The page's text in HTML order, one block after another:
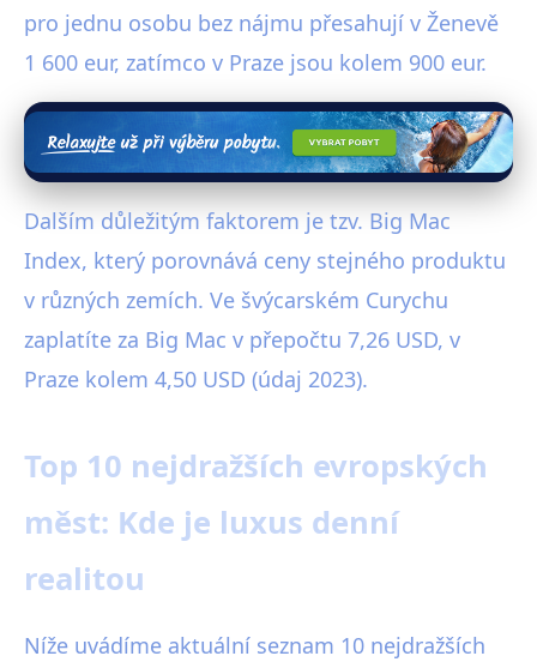
pro jednu osobu bez nájmu přesahují v Ženevě
1 600 eur, zatímco v Praze jsou kolem 900 eur.
Dalším důležitým faktorem je tzv. Big Mac
Index, který porovnává ceny stejného produktu
v různých zemích. Ve švýcarském Curychu
zaplatíte za Big Mac v přepočtu 7,26 USD, v
Praze kolem 4,50 USD (údaj 2023).
Top 10 nejdražších evropských
měst: Kde je luxus denní
realitou
Níže uvádíme aktuální seznam 10 nejdražších